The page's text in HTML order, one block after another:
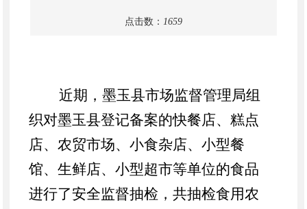
点击数： 1659
近期，墨玉县市场监督管理局组
织对墨玉县登记备案的快餐店、糕点
店、农贸市场、小食杂店、小型餐
馆、生鲜店、小型超市等单位的食品
进行了安全监督抽检，共抽检食用农